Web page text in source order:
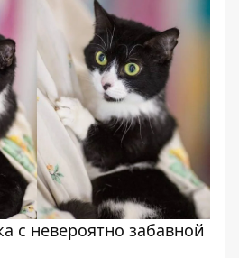
с невероятно забавной